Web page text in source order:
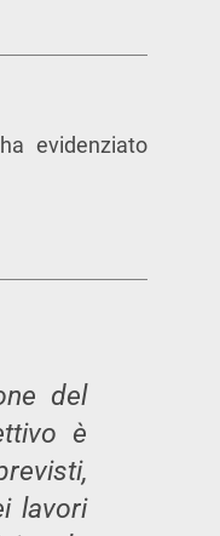
evidenziato
del
è
lavori